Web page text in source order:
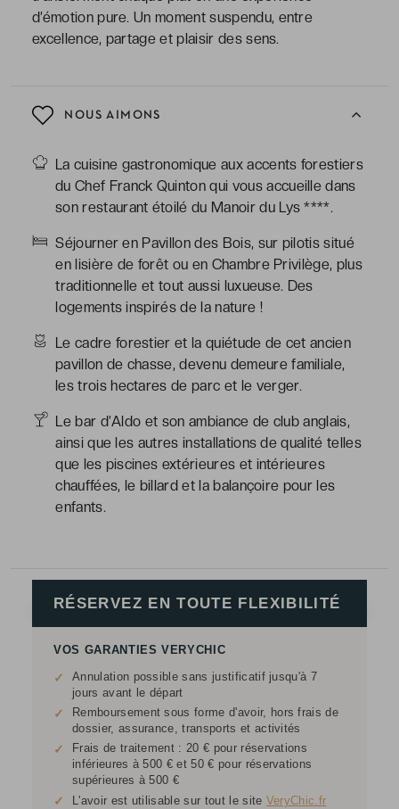
NOUS AIMONS
La cuisine gastronomique aux accents forestiers
du Chef Franck Quinton qui vous accueille dans
son restaurant étoilé du Manoir du Lys ****.
Séjourner en Pavillon des Bois, sur pilotis situé
en lisière de forêt ou en Chambre Privilège, plus
traditionnelle et tout aussi luxueuse. Des
logements inspirés de la nature !
Le cadre forestier et la quiétude de cet ancien
pavillon de chasse, devenu demeure familiale,
les trois hectares de parc et le verger.
Le bar d’Aldo et son ambiance de club anglais,
ainsi que les autres installations de qualité telles
que les piscines extérieures et intérieures
chauffées, le billard et la balançoire pour les
enfants.
d’émotion pure. Un moment suspendu, entre
excellence, partage et plaisir des sens.
RÉSERVEZ EN TOUTE FLEXIBILITÉ
VOS GARANTIES VERYCHIC
✓
Annulation possible sans justificatif jusqu'à 7
jours avant le départ
✓
Remboursement sous forme d'avoir, hors frais de
dossier, assurance, transports et activités
✓
Frais de traitement : 20 € pour réservations
inférieures à 500 € et 50 € pour réservations
supérieures à 500 €
✓ L'avoir est utilisable sur tout le site VeryChic.fr